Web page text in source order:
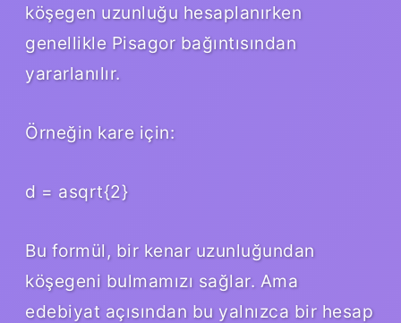
köşegen uzunluğu hesaplanırken
genellikle Pisagor bağıntısından
yararlanılır.
Örneğin kare için:
d = asqrt{2}
Bu formül, bir kenar uzunluğundan
köşegeni bulmamızı sağlar. Ama
edebiyat açısından bu yalnızca bir hesap